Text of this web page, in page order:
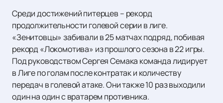
Среди достижений питерцев – рекорд
продолжительности голевой серии в лиге.
«Зенитовцы» забивали в 25 матчах подряд, побивая
рекорд «Локомотива» из прошлого сезона в 22 игры.
Под руководством Сергея Семака команда лидирует
в Лиге по голам после контратак и количеству
передач в голевой атаке. Они также 10 раз выходили
один на один с вратарем противника.